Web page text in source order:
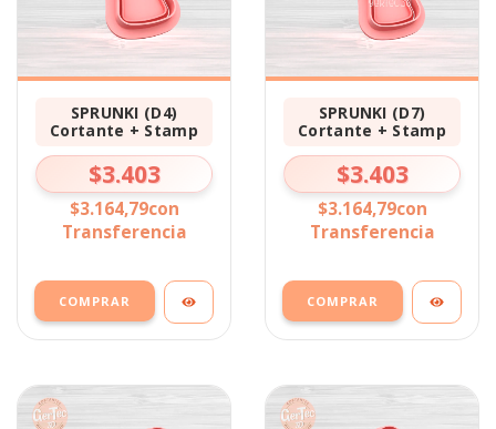
SPRUNKI (D4)
Cortante + Stamp
$3.403
$3.164,79con
Transferencia
COMPRAR
SPRUNKI (D7)
Cortante + Stamp
$3.403
$3.164,79con
Transferencia
COMPRAR